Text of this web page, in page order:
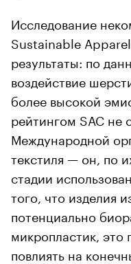
Исследование
Sustainable
результаты: по
воздействие
более высокой
рейтингом SAC не
Международной
текстиля — он, по
стадии
того, что изделия
потенциально
микропластик, это
повлиять на